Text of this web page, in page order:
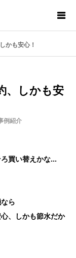
かも安心！
、しかも安
例紹介
買い替えかな…
ら
、しかも節水だか